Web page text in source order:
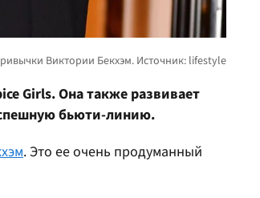
Girls. Она также развивает
бьюти-линию.
. Это ее очень продуманный